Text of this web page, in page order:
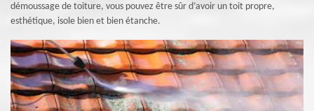
démoussage de toiture, vous pouvez être sûr d’avoir un toit propre,
esthétique, isole bien et bien étanche.